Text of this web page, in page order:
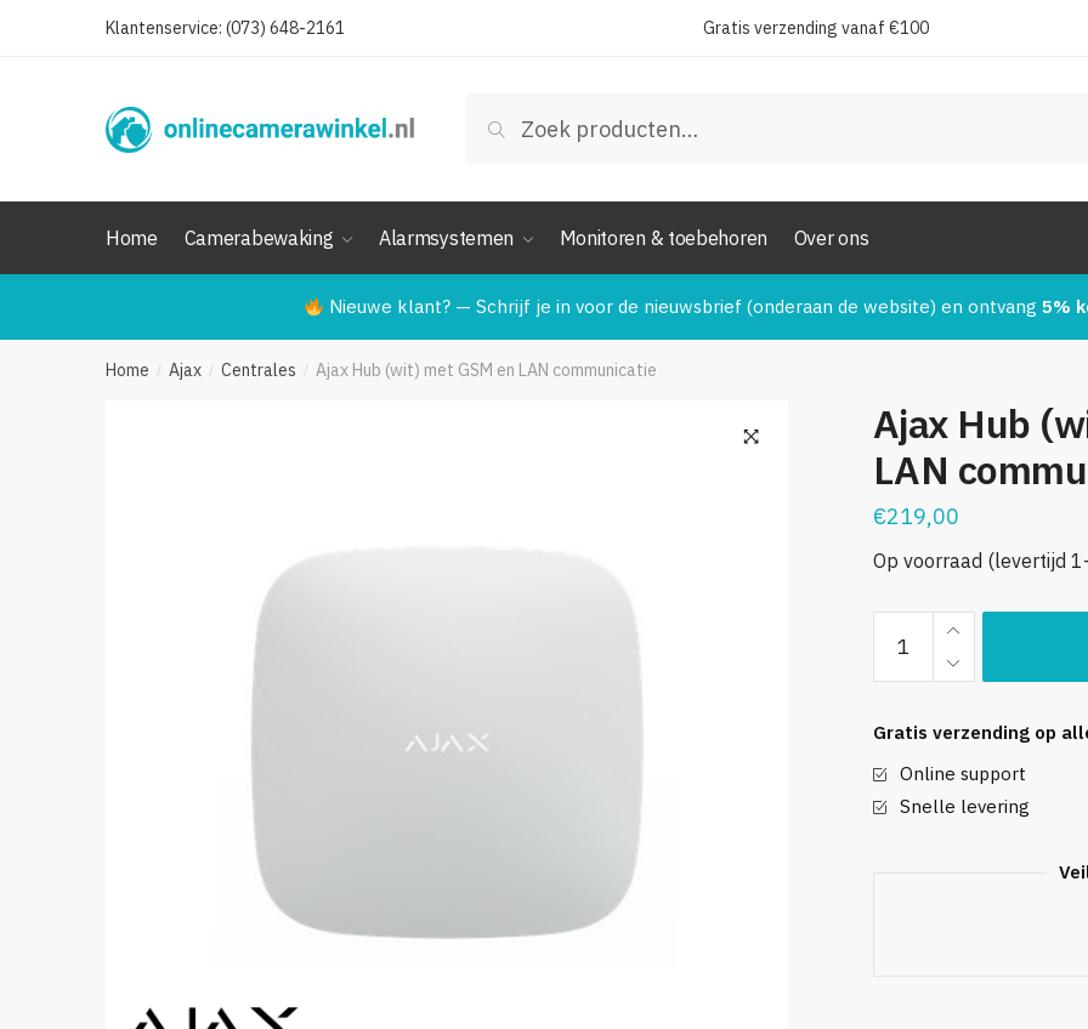
Klantenservice: (073) 648-2161 Gratis verzending vanaf €100
naar:
Zoeken
Home Camerabewaking Alarmsystemen Monitoren & toebehoren Over ons
Nieuwe klant? — Schrijf je in voor de nieuwsbrief (onderaan de website) en ontvang 5%
Home / Ajax / Centrales / Ajax Hub (wit) met GSM en LAN communicatie
Ajax Hub
LAN
€219,00
Op voorraad (levertijd
Hub
(wit)
GSM
en
LAN
Gratis verzending op
Online support
Snelle levering
Telefoonnummer:
Verstuur